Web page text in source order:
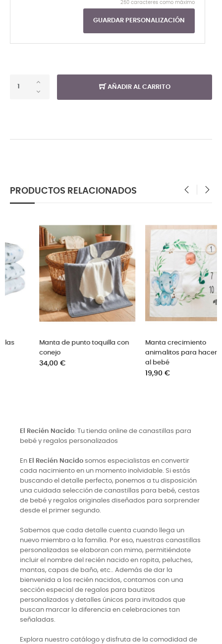
250 caracteres como máximo
GUARDAR PERSONALIZACIÓN
AÑADIR AL CARRITO
PRODUCTOS RELACIONADOS
Manta crecimiento
animalitos para hacer fotos
al bebé
Toquilla para bordar con el
nombre del bebé
Precio
24,50 €
El Recién Nacido: Tu tienda online de canastillas para
bebé y regalos personalizados
En El Recién Nacido somos especialistas en convertir
cada nacimiento en un momento inolvidable. Si estás
buscando el detalle perfecto, ponemos a tu disposición
una cuidada selección de canastillas para bebé, cestas
de bebé y regalos originales diseñados para sorprender
desde el primer segundo.
Sabemos que cada detalle cuenta cuando llega un
nuevo miembro a la familia. Por eso, nuestras canastillas
personalizadas se elaboran con mimo, permitiéndote
incluir el nombre del recién nacido en ropita, peluches,
mantas, capas de baño, etc.. Además de dar la
bienvenida a los recién nacidos, contamos con una
sección especial de regalos para bautizos
personalizados y detalles únicos para invitados que
buscan marcar la diferencia en celebraciones tan
señaladas.
Explora nuestro catálogo y disfruta de la comodidad de